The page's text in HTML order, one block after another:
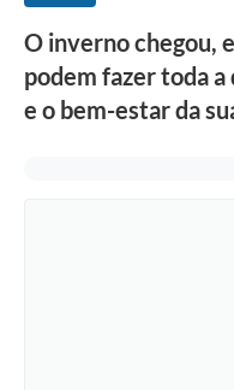
O inverno chegou,
podem fazer toda a
e o bem-estar da